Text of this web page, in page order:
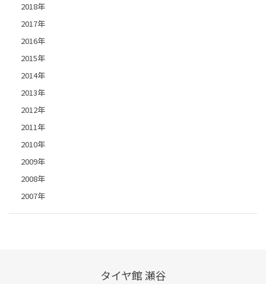
2018年
2017年
2016年
2015年
2014年
2013年
2012年
2011年
2010年
2009年
2008年
2007年
タイヤ館 瀬谷